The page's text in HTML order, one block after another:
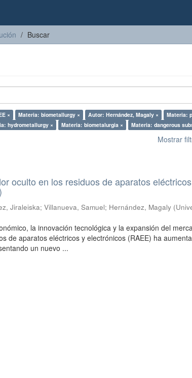
Buscar
× Materia: biometallurgy × Autor: Hernández, Magaly ×
Materia:
hydrometallurgy × Materia: biometalurgia × Materia: dangerous
Mostrar
oculto en los residuos de aparatos
Jiraleiska;Villanueva, Samuel; Hernández, Magaly (
la innovación tecnológica y la expansión del
de aparatos eléctricos y electrónicos (RAEE) ha
un nuevo ...